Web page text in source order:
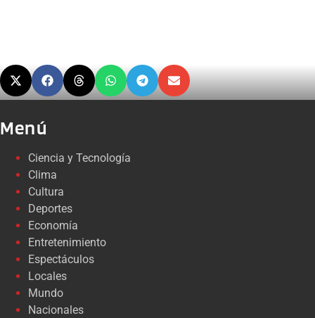
Menú
Ciencia y Tecnología
Clima
Cultura
Deportes
Economía
Entretenimiento
Espectáculos
Locales
Mundo
Nacionales